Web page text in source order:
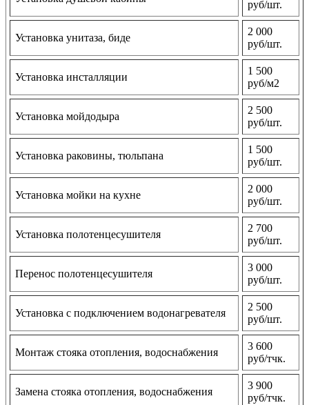
руб/шт.
Установка унитаза, биде
2 000
руб/шт.
Установка инсталляции
1 500
руб/м2
Установка мойдодыра
2 500
руб/шт.
Установка раковины, тюльпана
1 500
руб/шт.
Установка мойки на кухне
2 000
руб/шт.
Установка полотенцесушителя
2 700
руб/шт.
Перенос полотенцесушителя
3 000
руб/шт.
Установка с подключением водонагревателя
2 500
руб/шт.
Монтаж стояка отопления, водоснабжения
3 600
руб/тчк.
Замена стояка отопления, водоснабжения
3 900
руб/тчк.